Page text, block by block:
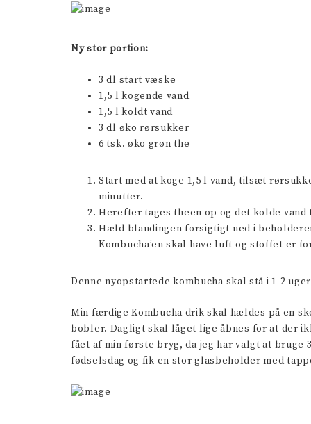
Ny stor portion:
3 dl start væske
1,5 l kogende vand
1,5 l koldt vand
3 dl øko rørsukker
6 tsk. øko grøn the
Start med at koge 1,5 l vand, tilsæt
minutter.
Herefter tages theen op og det kolde
Hæld blandingen forsigtigt ned i
Kombucha’en skal have luft og stoffet er
Denne nyopstartede kombucha skal stå i 1-2
Min færdige Kombucha drik skal hældes på en
bobler. Dagligt skal låget lige åbnes for at der
fået af min første bryg, da jeg har valgt at
fødselsdag og fik en stor glasbeholder med